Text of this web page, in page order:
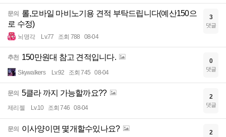
문의
롤,모바일 마비노기용 견적 부탁드립니다(예산150으
로 수정)
뇌명각 Lv.77 조회 788 08-04
3
댓글
추천 150만원대 참고 견적입니다.
Skywalkers Lv.92 조회 745 08-04
0
댓글
문의 5클라 까지 가능할까요??
제리젤 Lv.10 조회 746 08-04
2
댓글
문의 이사양이면 몇개할수있나요? 2